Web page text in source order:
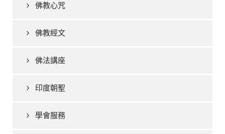
佛教心咒
佛教經文
佛法講座
印度朝聖
學會服務